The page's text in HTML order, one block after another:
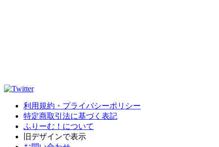
利用規約・プライバシーポリシー
特定商取引法に基づく表記
ふりーむ！について
旧デザインで表示